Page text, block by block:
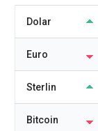
Dolar
Euro
Sterlin
Bitcoin